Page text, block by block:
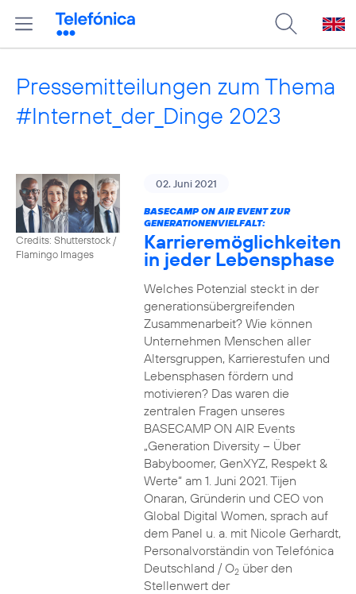
Pressemitteilungen zum Thema
#Internet_der_Dinge 2023
Credits: Shutterstock /
Flamingo Images
02. Juni 2021
BASECAMP ON AIR EVENT ZUR
GENERATIONENVIELFALT:
Karrieremöglichkeiten
in jeder Lebensphase
Welches Potenzial steckt in der
generationsübergreifenden
Zusammenarbeit? Wie können
Unternehmen Menschen aller
Altersgruppen, Karrierestufen und
Lebensphasen fördern und
motivieren? Das waren die
zentralen Fragen unseres
BASECAMP ON AIR Events
„Generation Diversity – Über
Babyboomer, GenXYZ, Respekt &
Werte“ am 1. Juni 2021. Tijen
Onaran, Gründerin und CEO von
Global Digital Women, sprach auf
dem Panel u. a. mit Nicole Gerhardt,
Personalvorständin von Telefónica
Deutschland / O2über den
Stellenwert der